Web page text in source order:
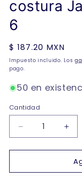
costura
6
Precio
habitual
$ 187.20 MXN
Impuesto incluido. Los
pago.
50 en
Cantidad
Reducir
cantidad
para
estampados